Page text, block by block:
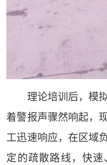
理论培训后，模
着警报声骤然响起，
工迅速响应，在区域
定的疏散路线，快